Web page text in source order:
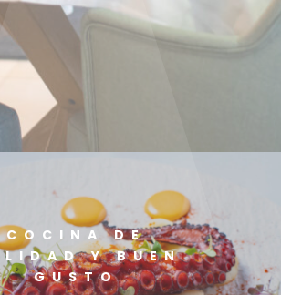
COCINA DE
Y BUEN
GUSTO